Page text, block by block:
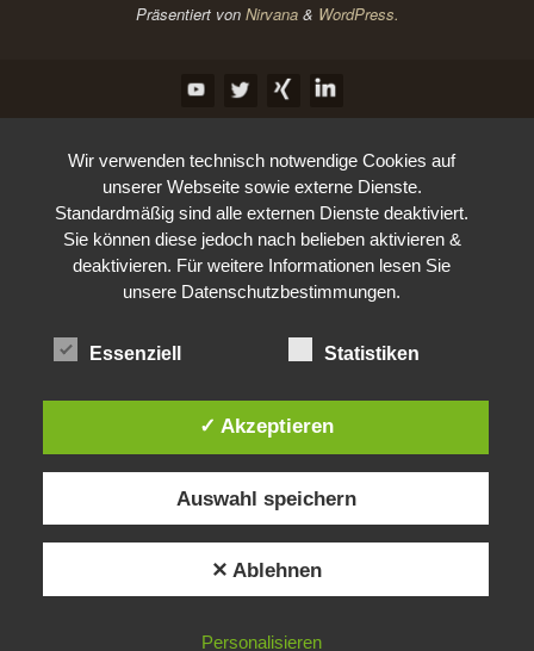
Präsentiert von Nirvana& WordPress.
Wir verwenden technisch notwendige Cookies auf
unserer Webseite sowie externe Dienste.
Standardmäßig sind alle externen Dienste deaktiviert.
Sie können diese jedoch nach belieben aktivieren &
deaktivieren. Für weitere Informationen lesen Sie
unsere Datenschutzbestimmungen.
Essenziell Statistiken
✓ Akzeptieren
Auswahl speichern
✕ Ablehnen
Personalisieren